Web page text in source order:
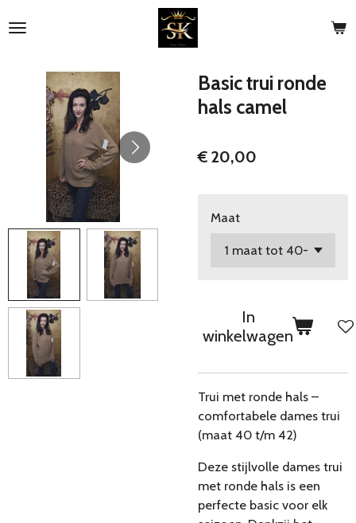
direct
hoofdinhoud
Basic trui ronde
hals camel
€ 20,00
Maat
In
winkelwagen
Trui met ronde hals –
comfortabele dames trui
(maat 40 t/m 42)
Deze stijlvolle dames trui
met ronde hals is een
perfecte basic voor elk